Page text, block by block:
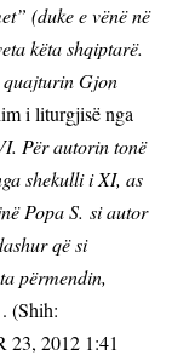
(duke e vënë në
këta shqiptarë.
quajturin Gjon
i liturgjisë nga
Për autorin tonë
shekulli i XI, as
Popa S. si autor
që si
përmendin,
(Shih:
2012 1:41